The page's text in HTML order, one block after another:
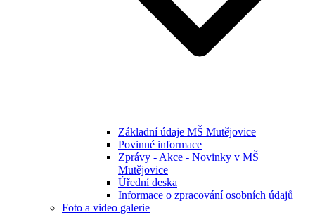
Základní údaje MŠ Mutějovice
Povinné informace
Zprávy - Akce - Novinky v MŠ
Mutějovice
Úřední deska
Informace o zpracování osobních údajů
Foto a video galerie